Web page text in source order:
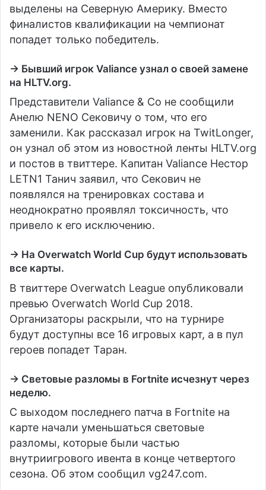
выделены на Северную Америку. Вместо
финалистов квалификации на чемпионат
попадет только победитель.
→ Бывший игрок Valiance узнал о своей замене
на HLTV.org.
Представители Valiance & Co не сообщили
Анелю NENO Сековичу о том, что его
заменили. Как рассказал игрок на TwitLonger,
он узнал об этом из новостной ленты HLTV.org
и постов в твиттере. Капитан Valiance Нестор
LETN1 Танич заявил, что Секович не
появлялся на тренировках состава и
неоднократно проявлял токсичность, что
привело к его исключению.
→ На Overwatch World Cup будут использовать
все карты.
В твиттере Overwatch League опубликовали
превью Overwatch World Cup 2018.
Организаторы раскрыли, что на турнире
будут доступны все 16 игровых карт, а в пул
героев попадет Таран.
→ Световые разломы в Fortnite исчезнут через
неделю.
С выходом последнего патча в Fortnite на
карте начали уменьшаться световые
разломы, которые были частью
внутриигрового ивента в конце четвертого
сезона. Об этом сообщил vg247.com.